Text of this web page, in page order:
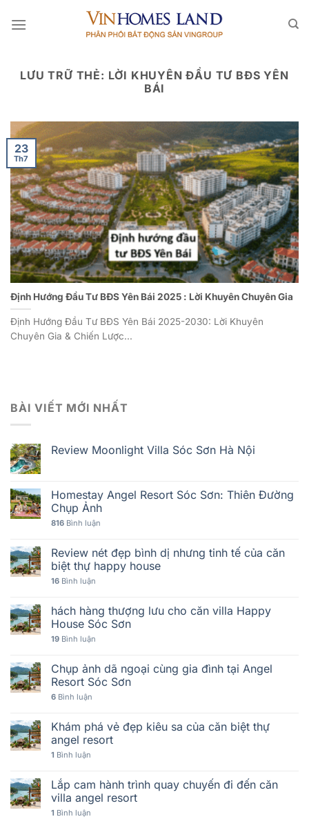
qua
LƯU TRỮ THẺ: LỜI KHUYÊN ĐẦU TƯ BĐS YÊN
BÁI
Định Hướng Đầu Tư BĐS Yên Bái 2025 : Lời Khuyên Chuyên Gia
Định Hướng Đầu Tư BĐS Yên Bái 2025-2030: Lời Khuyên
Chuyên Gia & Chiến Lược...
23
Th7
BÀI VIẾT MỚI NHẤT
Review Moonlight Villa Sóc Sơn Hà Nội
Homestay Angel Resort Sóc Sơn: Thiên Đường
Chụp Ảnh
816 Bình luận
Review nét đẹp bình dị nhưng tinh tế của căn
biệt thự happy house
16 Bình luận
hách hàng thượng lưu cho căn villa Happy
House Sóc Sơn
19 Bình luận
Chụp ảnh dã ngoại cùng gia đình tại Angel
Resort Sóc Sơn
6 Bình luận
Khám phá vẻ đẹp kiêu sa của căn biệt thự
angel resort
1 Bình luận
Lắp cam hành trình quay chuyến đi đến căn
villa angel resort
1 Bình luận